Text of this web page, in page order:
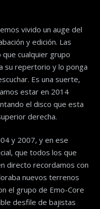
vivido un auge del
y edición. Las
cualquier grupo
su repertorio y lo ponga
Es una suerte,
estar en 2014
el disco que esta
derecha.
y 2007, y en ese
que todos los que
directo recordamos con
nuevos terrenos
el grupo de Emo-Core
desfile de bajistas